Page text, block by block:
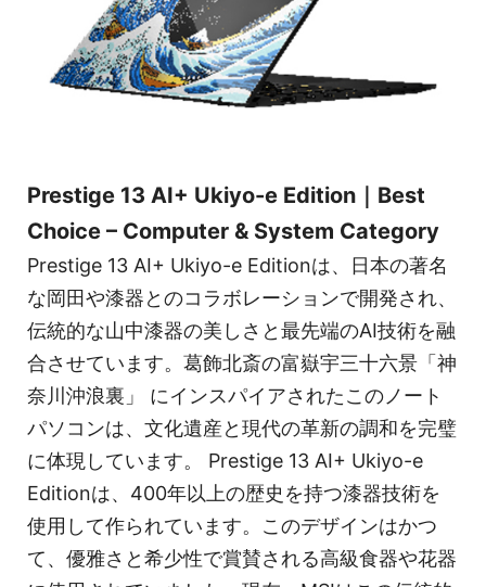
Prestige 13 AI+ Ukiyo-e Edition｜Best
Choice – Computer & System Category
Prestige 13 AI+ Ukiyo-e Editionは、日本の著名
な岡田や漆器とのコラボレーションで開発され、
伝統的な山中漆器の美しさと最先端のAI技術を融
合させています。葛飾北斎の富嶽宇三十六景「神
奈川沖浪裏」 にインスパイアされたこのノート
パソコンは、文化遺産と現代の革新の調和を完璧
に体現しています。 Prestige 13 AI+ Ukiyo-e
Editionは、400年以上の歴史を持つ漆器技術を
使用して作られています。このデザインはかつ
て、優雅さと希少性で賞賛される高級食器や花器